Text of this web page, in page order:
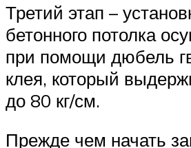
Третий этап –
бетонного потолка
при помощи дюбель
клея, который
до 80 кг/см.
Прежде чем начать